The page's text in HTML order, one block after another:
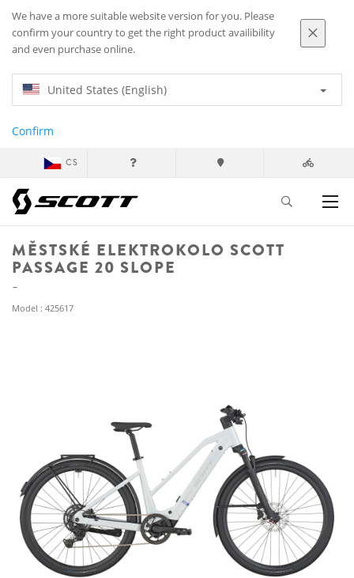
We have a more suitable website version for you. Please
confirm your country to get the right product availibility
and even purchase online.
United States (English)
Confirm
CS
MĚSTSKÉ ELEKTROKOLO SCOTT
PASSAGE 20 SLOPE
Model : 425617